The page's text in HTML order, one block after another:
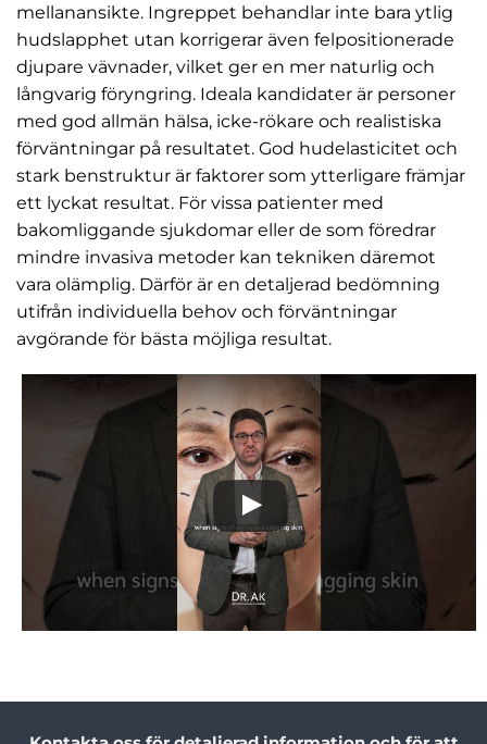
mellanansikte. Ingreppet behandlar inte bara ytlig
hudslapphet utan korrigerar även felpositionerade
djupare vävnader, vilket ger en mer naturlig och
långvarig föryngring. Ideala kandidater är personer
med god allmän hälsa, icke-rökare och realistiska
förväntningar på resultatet. God hudelasticitet och
stark benstruktur är faktorer som ytterligare främjar
ett lyckat resultat. För vissa patienter med
bakomliggande sjukdomar eller de som föredrar
mindre invasiva metoder kan tekniken däremot
vara olämplig. Därför är en detaljerad bedömning
utifrån individuella behov och förväntningar
avgörande för bästa möjliga resultat.